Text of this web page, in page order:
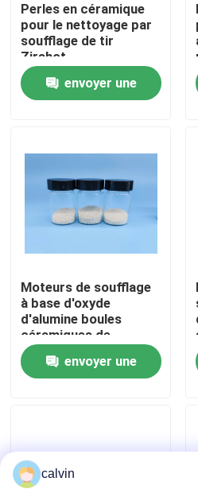
Aperçu
Produits
Visite d'usine
Contrôle de la qualité
Contact
Demande de soumission
Médias de soufflage en
Abrasif de soufflage en
Perles en céramique
pour le nettoyage par
soufflage de tir
Zirshot
envoyer une
Moteurs de soufflage
à base d'oxyde
d'alumine boules
céramiques de
porcelaine perles de
meulage pour le
déblaiement et le
envoyer une
calvin